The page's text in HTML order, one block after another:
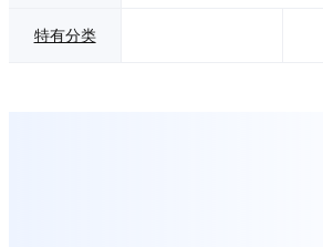
特有分类